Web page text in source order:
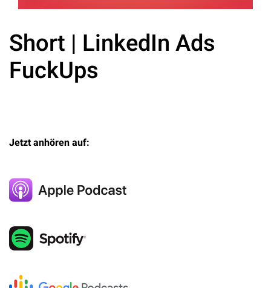
Short | LinkedIn Ads
FuckUps
Jetzt anhören auf: